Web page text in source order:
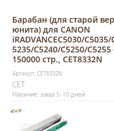
Барабан (для старой
юнита) для CANON
iRADVANCEC5030/
5235/C5240/C5250/C5255
150000 стр., CET8332N
Артикул: CET8332N
CET
Наличие: заказ 5-10 дней